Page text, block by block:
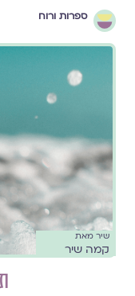
ספרות ורוח
שיר מאת
קמה שיר